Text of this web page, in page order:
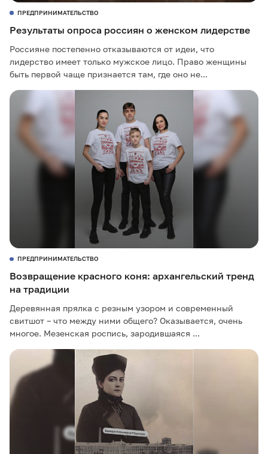
ПРЕДПРИНИМАТЕЛЬСТВО
Результаты опроса россиян о женском лидерстве
Россияне постепенно отказываются от идеи, что
лидерство имеет только мужское лицо. Право женщины
быть первой чаще признается там, где оно не...
ПРЕДПРИНИМАТЕЛЬСТВО
Возвращение красного коня: архангельский тренд
на традиции
Деревянная прялка с резным узором и современный
свитшот – что между ними общего? Оказывается, очень
многое. Мезенская роспись, зародившаяся ...